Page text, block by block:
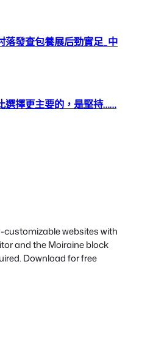
落發查包養展后勁實足_中
選擇更主要的，是堅持……
customizable websites with
and the Moiraine block
Download for free